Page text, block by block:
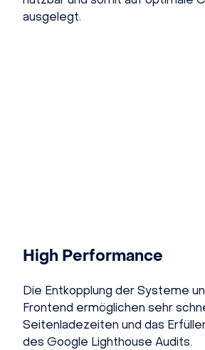
ausgelegt.
High Performance
Die Entkopplung der Systeme
Frontend ermöglichen sehr
Seitenladezeiten und das
des Google Lighthouse Audits.